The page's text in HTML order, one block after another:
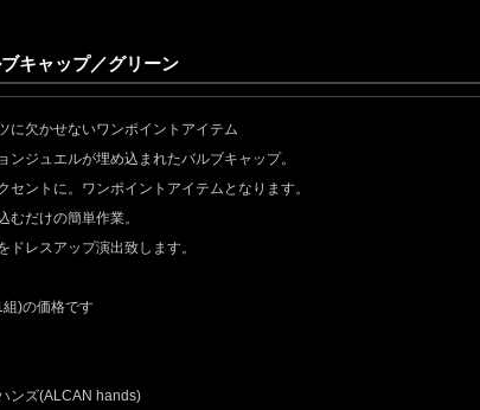
キャップ／グリーン
に欠かせないワンポイントアイテム
ンジュエルが埋め込まれたバルブキャップ。
セントに。ワンポイントアイテムとなります。
むだけの簡単作業。
ドレスアップ演出致します。
組)の価格です
ンズ(ALCAN hands)